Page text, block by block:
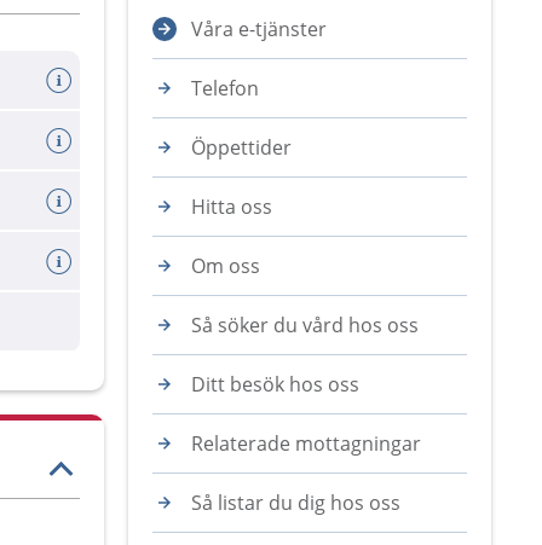
Våra e-tjänster
Telefon
Öppettider
Hitta oss
Om oss
Så söker du vård hos oss
Ditt besök hos oss
Relaterade mottagningar
Så listar du dig hos oss